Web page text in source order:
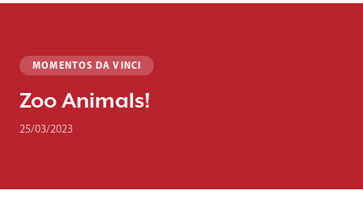
MOMENTOS DA VINCI
Zoo Animals!
25/03/2023